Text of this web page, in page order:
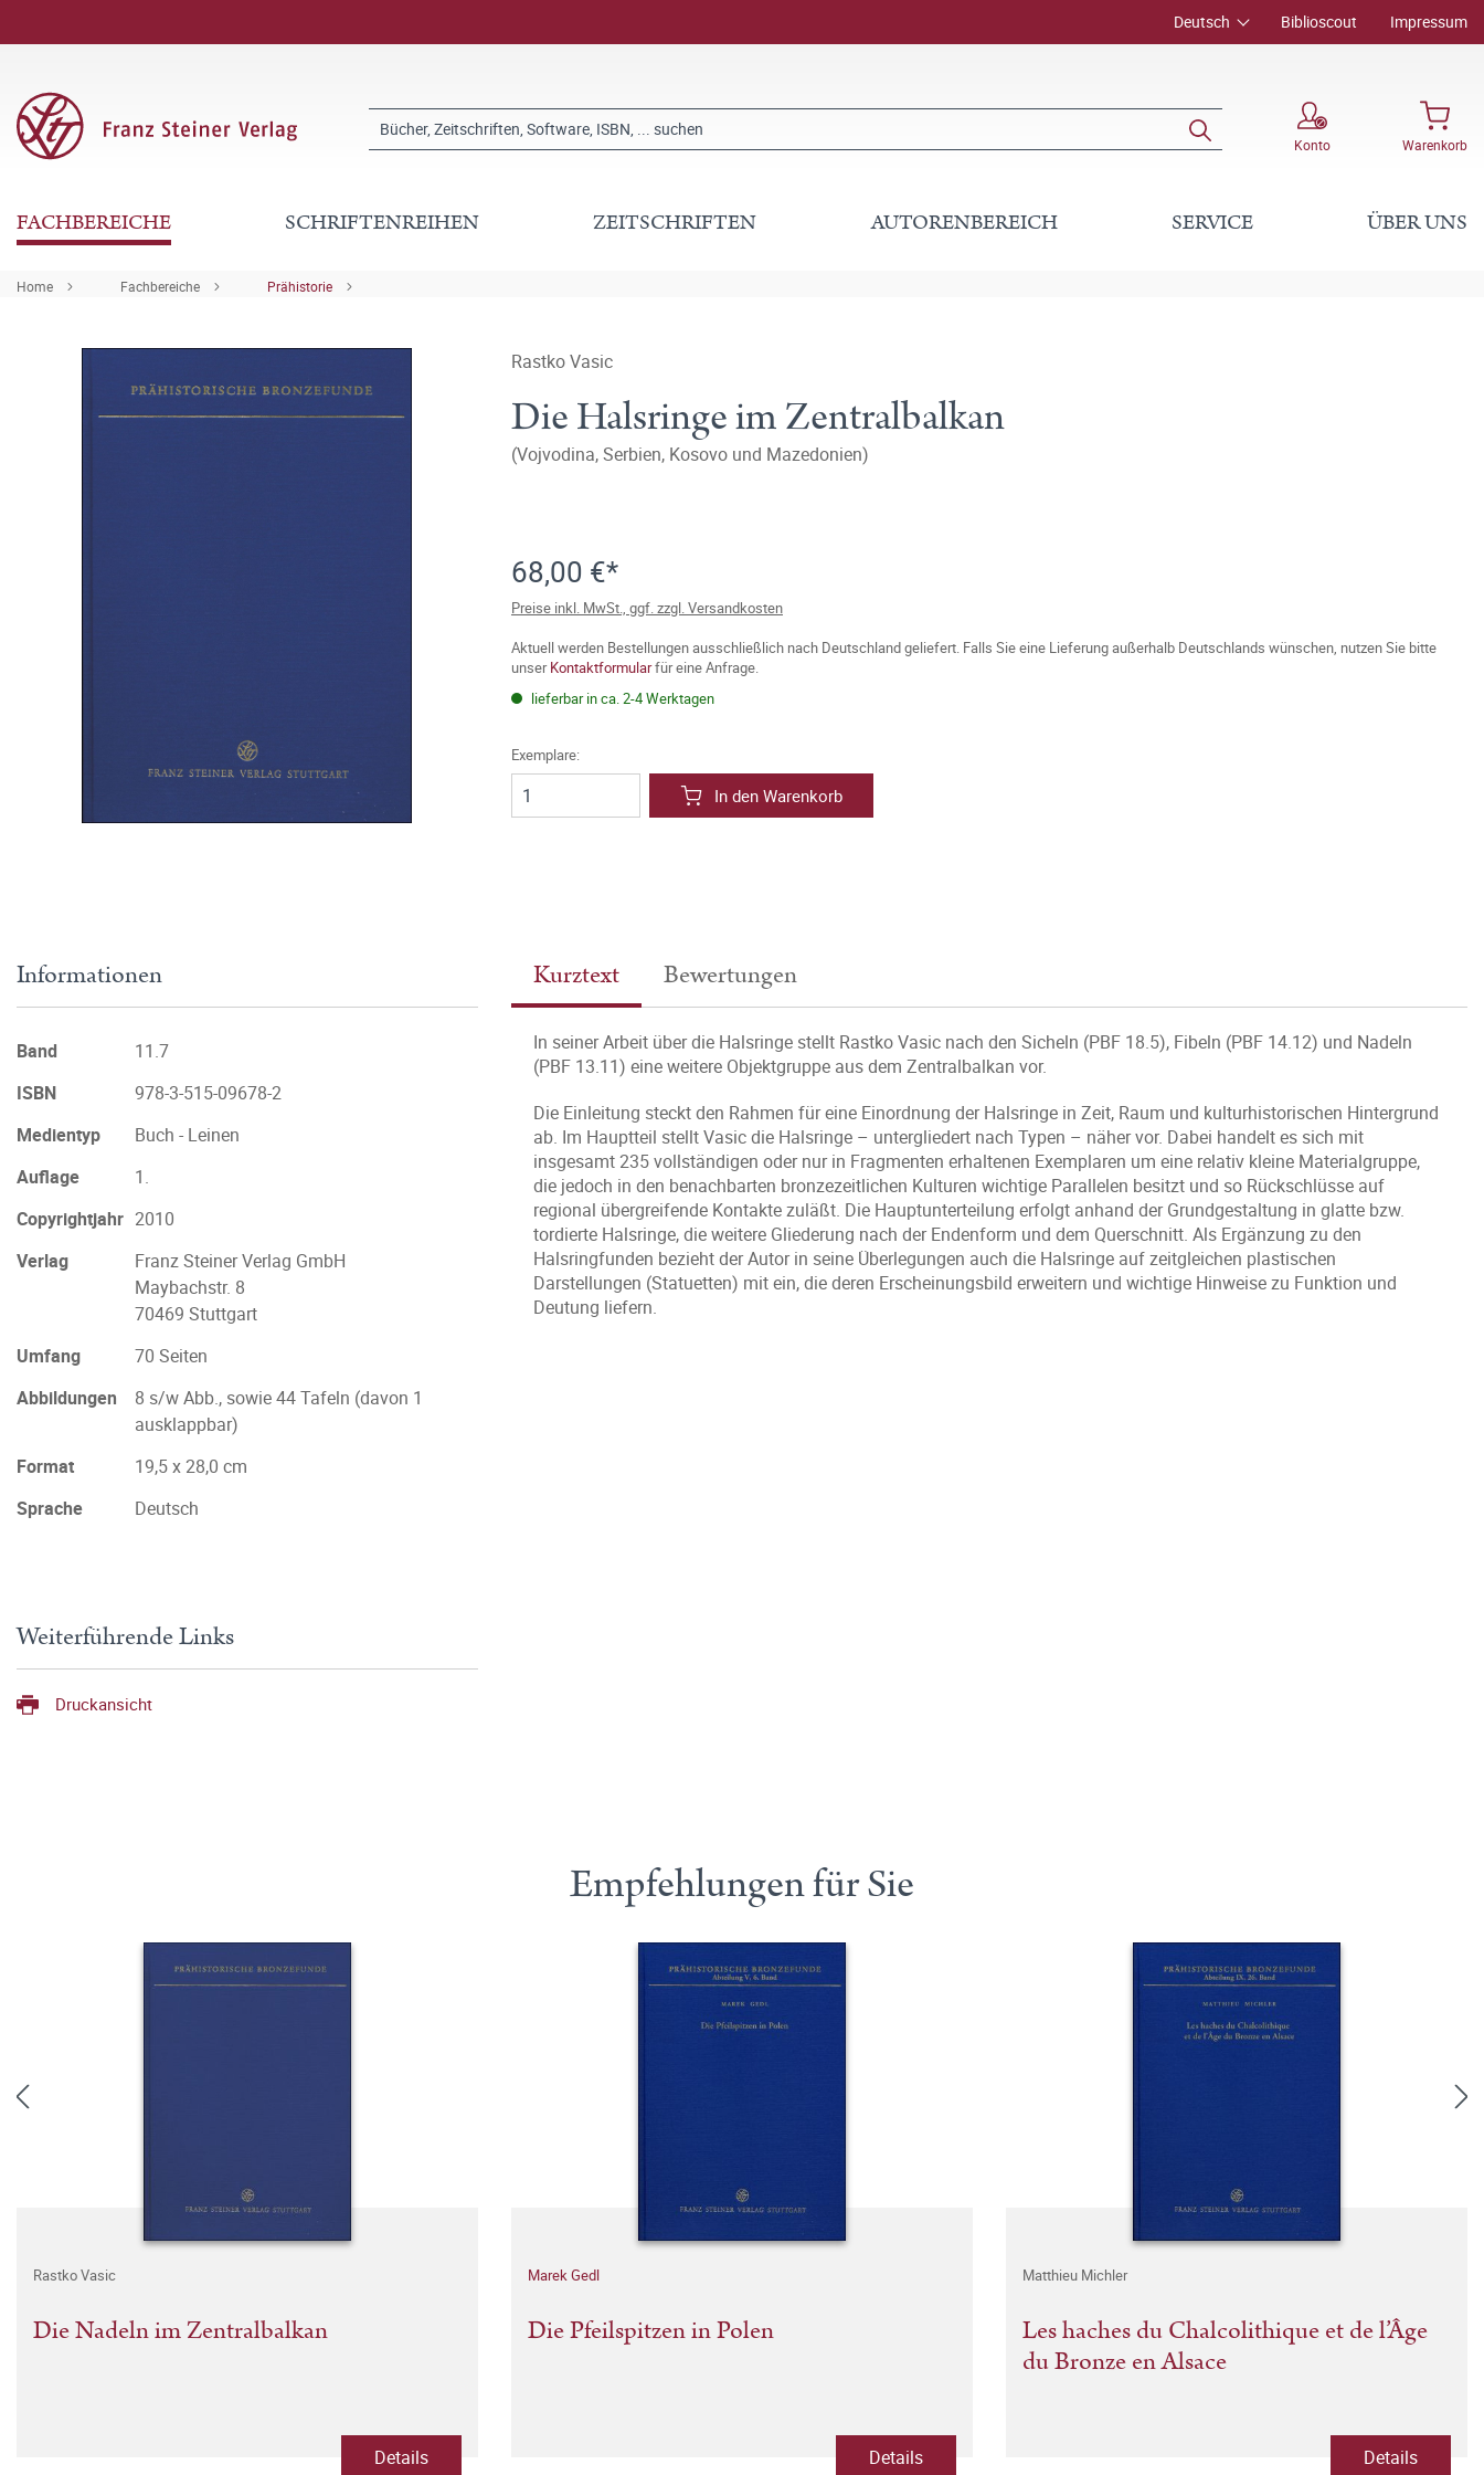
Deutsch Biblioscout Impressum
Konto Warenkorb
FACHBEREICHE SCHRIFTENREIHEN ZEITSCHRIFTEN AUTORENBEREICH SERVICE ÜBER UNS
Home Fachbereiche Prähistorie
Rastko Vasic
Die Halsringe im Zentralbalkan
(Vojvodina, Serbien, Kosovo und Mazedonien)
68,00 €*
Preise inkl. MwSt., ggf. zzgl. Versandkosten
Aktuell werden Bestellungen ausschließlich nach Deutschland geliefert. Falls Sie eine Lieferung außerhalb Deutschlands wünschen, nutzen Sie bitte
unserKontaktformularfür eine Anfrage.
lieferbar in ca. 2-4 Werktagen
Exemplare:
In den Warenkorb
Kurztext Bewertungen
In seiner Arbeit über die Halsringe stellt Rastko Vasic nach den Sicheln (PBF 18.5), Fibeln (PBF 14.12) und Nadeln
(PBF 13.11) eine weitere Objektgruppe aus dem Zentralbalkan vor.
Die Einleitung steckt den Rahmen für eine Einordnung der Halsringe in Zeit, Raum und kulturhistorischen Hintergrund
ab. Im Hauptteil stellt Vasic die Halsringe – untergliedert nach Typen – näher vor. Dabei handelt es sich mit
insgesamt 235 vollständigen oder nur in Fragmenten erhaltenen Exemplaren um eine relativ kleine Materialgruppe,
die jedoch in den benachbarten bronzezeitlichen Kulturen wichtige Parallelen besitzt und so Rückschlüsse auf
regional übergreifende Kontakte zuläßt. Die Hauptunterteilung erfolgt anhand der Grundgestaltung in glatte bzw.
tordierte Halsringe, die weitere Gliederung nach der Endenform und dem Querschnitt. Als Ergänzung zu den
Halsringfunden bezieht der Autor in seine Überlegungen auch die Halsringe auf zeitgleichen plastischen
Darstellungen (Statuetten) mit ein, die deren Erscheinungsbild erweitern und wichtige Hinweise zu Funktion und
Deutung liefern.
Informationen
Band
11.7
ISBN
978-3-515-09678-2
Medientyp
Buch - Leinen
Auflage
1.
Copyrightjahr 2010
Verlag
Franz Steiner Verlag GmbH
Maybachstr. 8
70469 Stuttgart
Umfang
70 Seiten
Abbildungen
8 s/w Abb., sowie 44 Tafeln (davon 1
ausklappbar)
Format
19,5 x 28,0 cm
Sprache
Deutsch
Weiterführende Links
Druckansicht
Empfehlungen für Sie
Rastko Vasic
Die Nadeln im Zentralbalkan
Details
Marek Gedl
Die Pfeilspitzen in Polen
Details
Matthieu Michler
Les haches du Chalcolithique et de l’Âge
du Bronze en Alsace
Details